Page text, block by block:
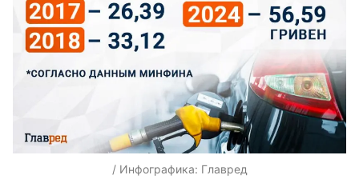
/ Инфографика: Главред